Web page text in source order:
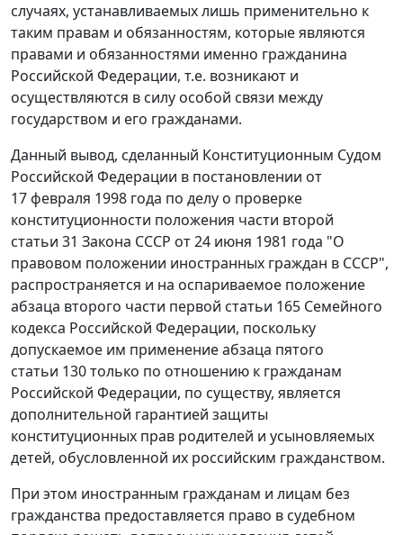
случаях, устанавливаемых лишь применительно к
таким правам и обязанностям, которые являются
правами и обязанностями именно гражданина
Российской Федерации, т.е. возникают и
осуществляются в силу особой связи между
государством и его гражданами.
Данный вывод, сделанный Конституционным Судом
Российской Федерации в постановлении от
17 февраля 1998 года по делу о проверке
конституционности положения части второй
статьи 31 Закона СССР от 24 июня 1981 года "О
правовом положении иностранных граждан в СССР",
распространяется и на оспариваемое положение
абзаца второго части первой статьи 165 Семейного
кодекса Российской Федерации, поскольку
допускаемое им применениеабзаца пятого
статьи 130только по отношению к гражданам
Российской Федерации, по существу, является
дополнительной гарантией защиты
конституционных прав родителей и усыновляемых
детей, обусловленной их российским гражданством.
При этом иностранным гражданам и лицам без
гражданства предоставляется право в судебном